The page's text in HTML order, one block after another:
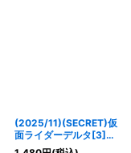
(2025/11)(SECRET)仮
面ライダーデルタ[3]
【R-SEC】{CB34-